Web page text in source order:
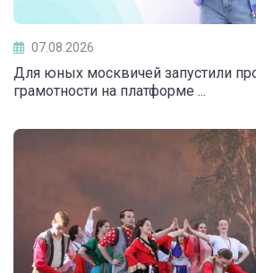
07.08.2026
Для юных москвичей запустили
грамотности на платформе ...